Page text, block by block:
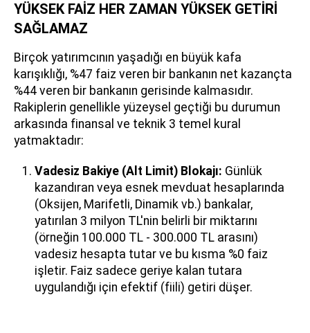
YÜKSEK FAİZ HER ZAMAN YÜKSEK GETİRİ
SAĞLAMAZ
Birçok yatırımcının yaşadığı en büyük kafa
karışıklığı, %47 faiz veren bir bankanın net kazançta
%44 veren bir bankanın gerisinde kalmasıdır.
Rakiplerin genellikle yüzeysel geçtiği bu durumun
arkasında finansal ve teknik 3 temel kural
yatmaktadır:
Vadesiz Bakiye (Alt Limit) Blokajı: Günlük
kazandıran veya esnek mevduat hesaplarında
(Oksijen, Marifetli, Dinamik vb.) bankalar,
yatırılan 3 milyon TL'nin belirli bir miktarını
(örneğin 100.000 TL - 300.000 TL arasını)
vadesiz hesapta tutar ve bu kısma %0 faiz
işletir. Faiz sadece geriye kalan tutara
uygulandığı için efektif (fiili) getiri düşer.